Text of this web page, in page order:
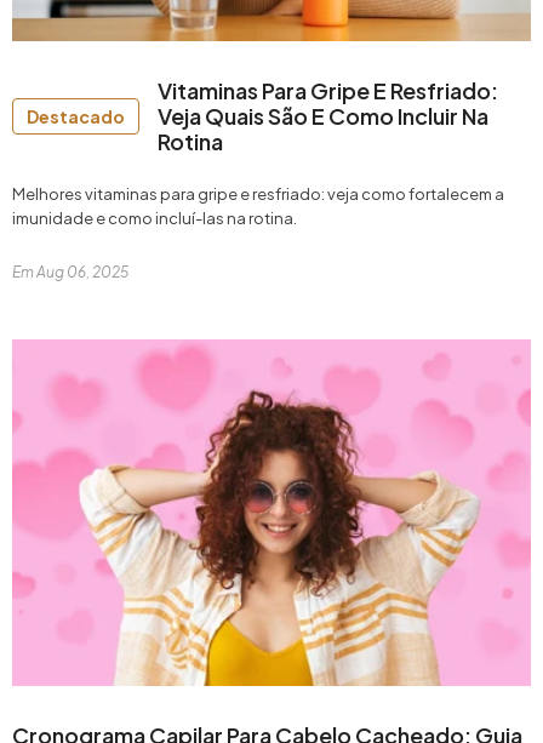
Destacado
Vitaminas Para Gripe E Resfriado:
Veja Quais São E Como Incluir Na
Rotina
Melhores vitaminas para gripe e resfriado: veja como fortalecem a
imunidade e como incluí-las na rotina.
Em Aug 06, 2025
Cronograma Capilar Para Cabelo Cacheado: Guia